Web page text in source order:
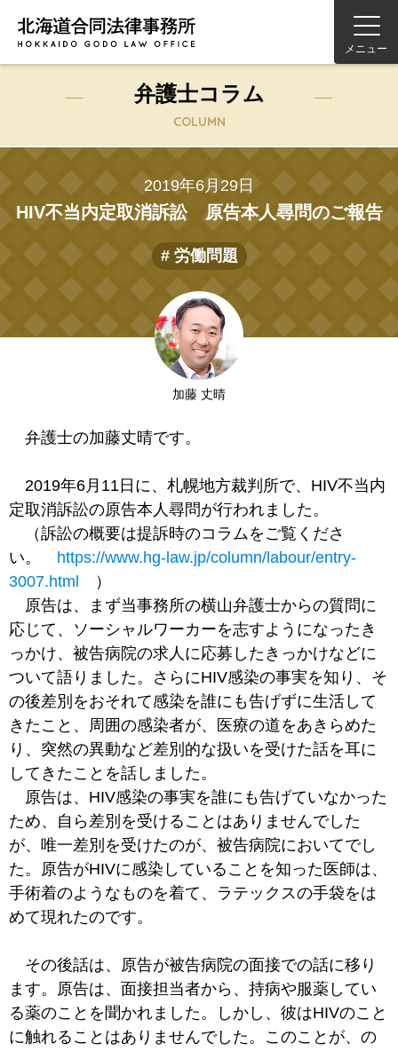
メニュー
弁護士コラム
COLUMN
2019年6月29日
HIV不当内定取消訴訟 原告本人尋問のご報告
# 労働問題
加藤 丈晴
弁護士の加藤丈晴です。
2019年6月11日に、札幌地方裁判所で、HIV不当内
定取消訴訟の原告本人尋問が行われました。
（訴訟の概要は提訴時のコラムをご覧くださ
い。 https://www.hg-law.jp/column/labour/entry-
3007.html
）
原告は、まず当事務所の横山弁護士からの質問に
応じて、ソーシャルワーカーを志すようになったき
っかけ、被告病院の求人に応募したきっかけなどに
ついて語りました。さらにHIV感染の事実を知り、そ
の後差別をおそれて感染を誰にも告げずに生活して
きたこと、周囲の感染者が、医療の道をあきらめた
り、突然の異動など差別的な扱いを受けた話を耳に
してきたことを話しました。
原告は、HIV感染の事実を誰にも告げていなかった
ため、自ら差別を受けることはありませんでした
が、唯一差別を受けたのが、被告病院においてでし
た。原告がHIVに感染していることを知った医師は、
手術着のようなものを着て、ラテックスの手袋をは
めて現れたのです。
その後話は、原告が被告病院の面接での話に移り
ます。原告は、面接担当者から、持病や服薬してい
る薬のことを聞かれました。しかし、彼はHIVのこと
に触れることはありませんでした。このことが、の